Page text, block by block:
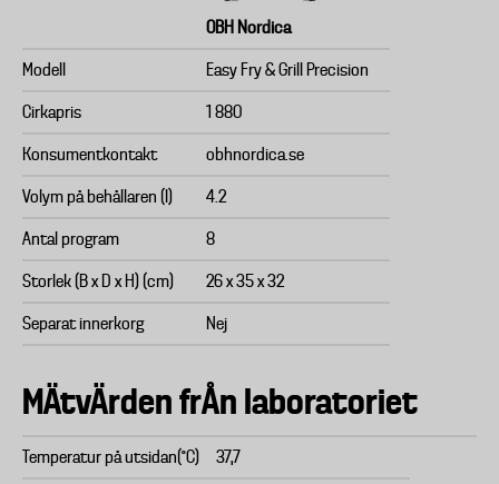
OBH Nordica
Modell Easy Fry & Grill Precision
Cirkapris 1 880
Konsumentkontakt obhnordica.se
Volym på behållaren (l) 4.2
Antal program 8
Storlek (B x D x H) (cm) 26 x 35 x 32
Separat innerkorg Nej
MÄtvÄrden frÅn laboratoriet
Temperatur på utsidan(°C) 37,7